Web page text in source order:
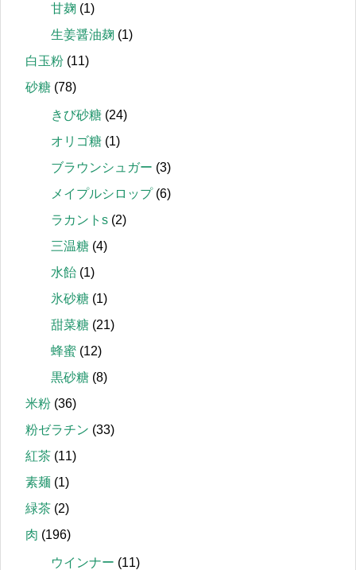
甘麹 (1)
生姜醤油麹 (1)
白玉粉 (11)
砂糖 (78)
きび砂糖 (24)
オリゴ糖 (1)
ブラウンシュガー (3)
メイプルシロップ(6)
ラカントs (2)
三温糖 (4)
水飴 (1)
氷砂糖 (1)
甜菜糖 (21)
蜂蜜 (12)
黒砂糖 (8)
米粉 (36)
粉ゼラチン (33)
紅茶 (11)
素麺 (1)
緑茶 (2)
肉 (196)
ウインナー (11)